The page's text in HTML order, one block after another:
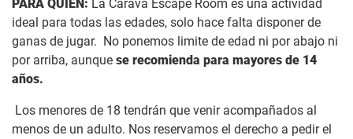
PARA QUIÉN: La Carava Escape Room es una actividad
ideal para todas las edades, solo hace falta disponer de
ganas de jugar. No ponemos limite de edad ni por abajo ni
por arriba, aunque se recomienda para mayores de 14
años.
Los menores de 18 tendrán que venir acompañados al
menos de un adulto. Nos reservamos el derecho a pedir el